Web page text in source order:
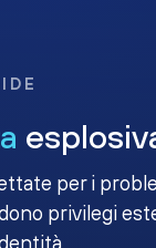
per i
privilegi